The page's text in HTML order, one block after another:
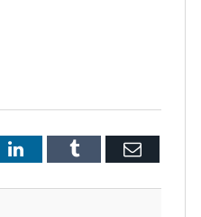
LinkedInTumblr Email